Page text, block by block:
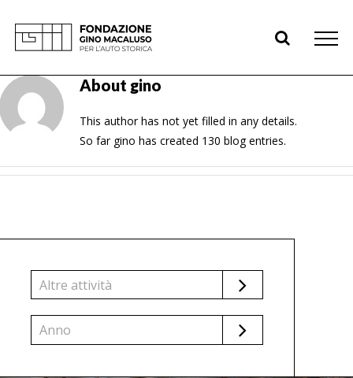
content
About gino
This author has not yet filled in any details.
So far gino has created 130 blog entries.